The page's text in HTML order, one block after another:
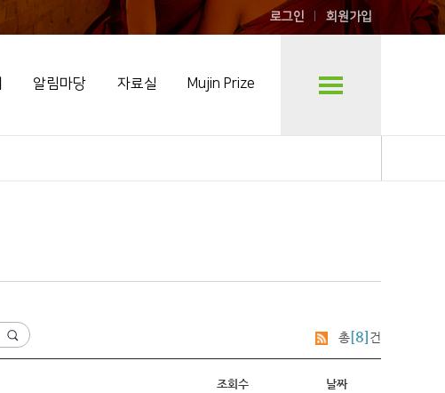
로그인 회원가입
알림마당 자료실 Mujin Prize
총[8]건
조회수 날짜